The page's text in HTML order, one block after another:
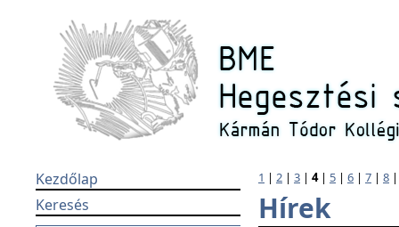
Kezdőlap
Keresés
1 | 2 | 3 | 4| 5 | 6 | 7 | 8
Hírek